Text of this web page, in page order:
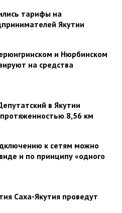
тарифы на
Якутии
и Нюрбинском
на средства
в Якутии
8,56 км
к сетям можно
и по принципу «одного
Саха-Якутия проведут